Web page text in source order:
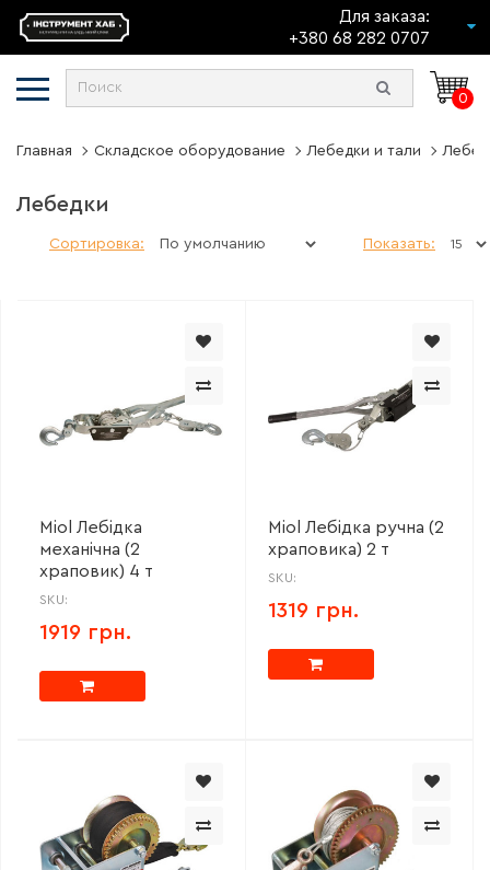
Для заказа:
+380 68 282 0707
0
Главная Складское оборудование Лебедки и тали
Лебедки
Сортировка: Показать:
Miol Лебідка
механічна (2
храповик) 4 т
SKU:
1919 грн.
Miol Лебідка ручна (2
храповика) 2 т
SKU:
1319 грн.